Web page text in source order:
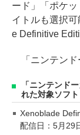
ード」「ポケ
イトルも選択
e Definitive
「ニンテンド
「ニンテンド
れた対象ソフト
Xenoblade
配信日：5月29